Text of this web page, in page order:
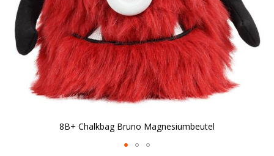
8B+ Chalkbag Bruno Magnesiumbeutel